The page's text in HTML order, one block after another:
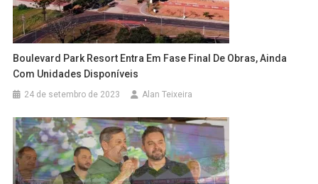
Boulevard Park Resort Entra Em Fase Final De Obras, Ainda
Com Unidades Disponíveis
24 de setembro de 2023 Alan Teixeira